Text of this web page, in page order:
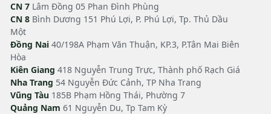
CN 7 Lâm Đồng 05 Phan Đình Phùng
CN 8 Bình Dương 151 Phú Lợi, P. Phú Lợi, Tp. Thủ Dầu
Một
Đồng Nai 40/198A Phạm Văn Thuận, KP.3, P.Tân Mai Biên
Hòa
Kiên Giang 418 Nguyễn Trung Trực, Thành phố Rạch Giá
Nha Trang 54 Nguyễn Đức Cảnh, TP Nha Trang
Vũng Tàu 185B Phạm Hồng Thái, Phường 7
Quảng Nam 61 Nguyễn Du, Tp Tam Kỳ